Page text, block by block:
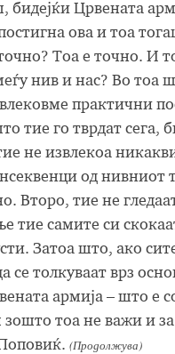
бидејќи Црвената
ова и тоа
Тоа е точно. И
нив и нас? Во тоа
практични
тие го тврдат сега,
не извлекоа
од нивниот
Второ, тие не
тие самите си
Затоа што, ако
се толкуваат врз
армија – што е
тоа не важи и за
(Продолжува)